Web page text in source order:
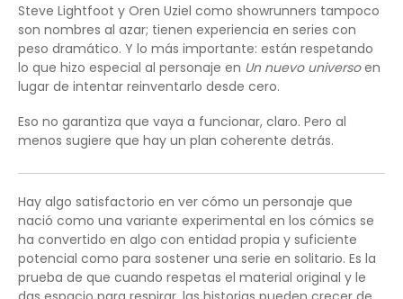
Steve Lightfoot y Oren Uziel como showrunners tampoco
son nombres al azar; tienen experiencia en series con
peso dramático. Y lo más importante: están respetando
lo que hizo especial al personaje en Un nuevo universoen
lugar de intentar reinventarlo desde cero.
Eso no garantiza que vaya a funcionar, claro. Pero al
menos sugiere que hay un plan coherente detrás.
Hay algo satisfactorio en ver cómo un personaje que
nació como una variante experimental en los cómics se
ha convertido en algo con entidad propia y suficiente
potencial como para sostener una serie en solitario. Es la
prueba de que cuando respetas el material original y le